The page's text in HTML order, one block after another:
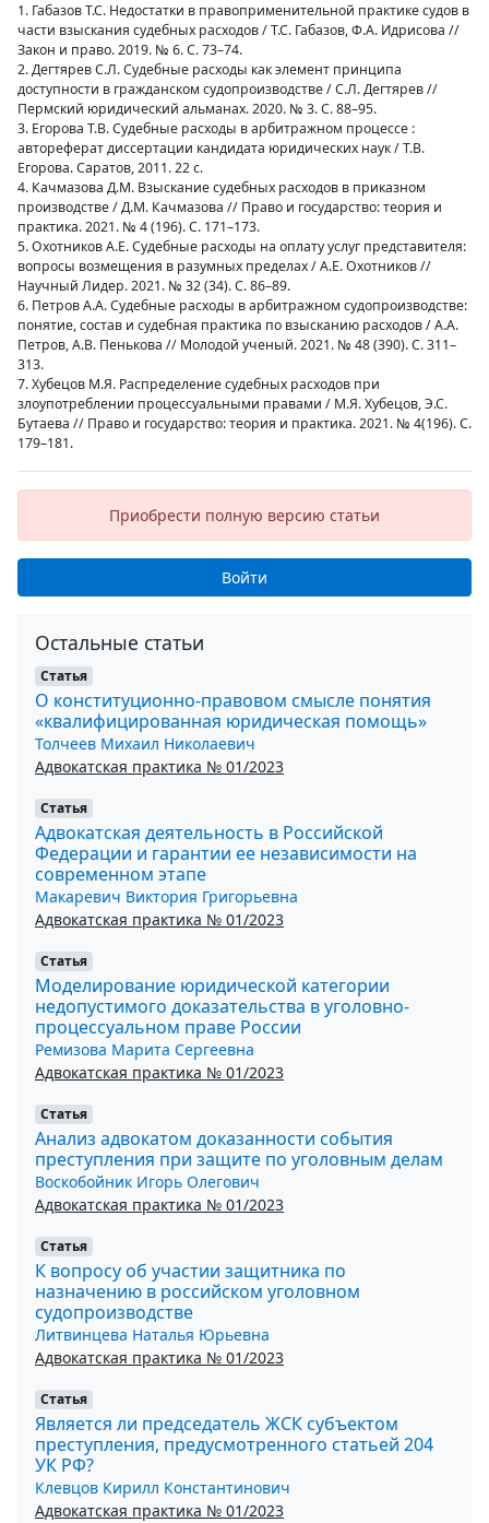
1. Габазов Т.С. Недостатки в правоприменительной практике судов в
части взыскания судебных расходов / Т.С. Габазов, Ф.А. Идрисова //
Закон и право. 2019. № 6. С. 73–74.
2. Дегтярев С.Л. Судебные расходы как элемент принципа
доступности в гражданском судопроизводстве / С.Л. Дегтярев //
Пермский юридический альманах. 2020. № 3. С. 88–95.
3. Егорова Т.В. Судебные расходы в арбитражном процессе :
автореферат диссертации кандидата юридических наук / Т.В.
Егорова. Саратов, 2011. 22 с.
4. Качмазова Д.М. Взыскание судебных расходов в приказном
производстве / Д.М. Качмазова // Право и государство: теория и
практика. 2021. № 4 (196). С. 171–173.
5. Охотников А.Е. Судебные расходы на оплату услуг представителя:
вопросы возмещения в разумных пределах / А.Е. Охотников //
Научный Лидер. 2021. № 32 (34). С. 86–89.
6. Петров А.А. Судебные расходы в арбитражном судопроизводстве:
понятие, состав и судебная практика по взысканию расходов / А.А.
Петров, А.В. Пенькова // Молодой ученый. 2021. № 48 (390). С. 311–
313.
7. Хубецов М.Я. Распределение судебных расходов при
злоупотреблении процессуальными правами / М.Я. Хубецов, Э.С.
Бутаева // Право и государство: теория и практика. 2021. № 4(196). С.
179–181.
Приобрести полную версию статьи
Войти
Остальные статьи
Статья
О конституционно-правовом смысле понятия
«квалифицированная юридическая помощь»
Толчеев Михаил Николаевич
Адвокатская практика № 01/2023
Статья
Адвокатская деятельность в Российской
Федерации и гарантии ее независимости на
современном этапе
Макаревич Виктория Григорьевна
Адвокатская практика № 01/2023
Статья
Моделирование юридической категории
недопустимого доказательства в уголовно-
процессуальном праве России
Ремизова Марита Сергеевна
Адвокатская практика № 01/2023
Статья
Анализ адвокатом доказанности события
преступления при защите по уголовным делам
Воскобойник Игорь Олегович
Адвокатская практика № 01/2023
Статья
К вопросу об участии защитника по
назначению в российском уголовном
судопроизводстве
Литвинцева Наталья Юрьевна
Адвокатская практика № 01/2023
Статья
Является ли председатель ЖСК субъектом
преступления, предусмотренного статьей 204
УК РФ?
Клевцов Кирилл Константинович
Адвокатская практика № 01/2023